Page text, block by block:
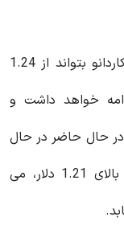
سطح مقاومت اصلی 1.24 دلار است. اگر کاردانو بتواند از 1.24
خواهد داشت و
حال حاضر در حال
تثبیت است. در صورت شکست قیمت به بالای 1.21 دلار، می